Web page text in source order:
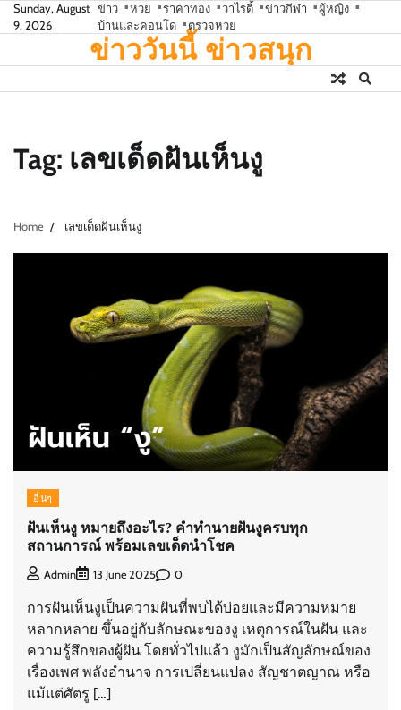
Skip
to
Sunday, August
9, 2026
ข่าว หวย ราคาทอง วาไรตี้ ข่าวกีฬา
ผู้หญิง
บ้านและคอนโด
ตรวจหวย
ข่าววันนี้ ข่าวสนุก
Tag: เลขเด็ดฝันเห็นงู
Home เลขเด็ดฝันเห็นงู
อื่นๆ
ฝันเห็นงู หมายถึงอะไร? คำทำนายฝันงูครบทุก
สถานการณ์ พร้อมเลขเด็ดนำโชค
Admin 13 June 2025 0
การฝันเห็นงูเป็นความฝันที่พบได้บ่อยและมีความหมาย
หลากหลาย ขึ้นอยู่กับลักษณะของงู เหตุการณ์ในฝัน และ
ความรู้สึกของผู้ฝัน โดยทั่วไปแล้ว งูมักเป็นสัญลักษณ์ของ
เรื่องเพศ พลังอำนาจ การเปลี่ยนแปลง สัญชาตญาณ หรือ
แม้แต่ศัตรู […]